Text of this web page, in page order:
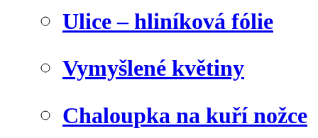
Ulice – hliníková fólie
Vymyšlené květiny
Chaloupka na kuří nožce